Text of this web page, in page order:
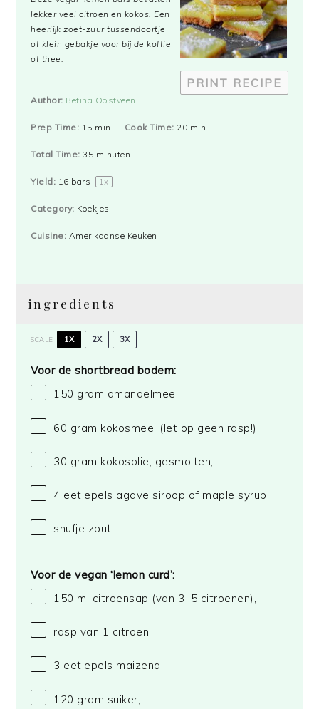
PRINT RECIPE
lekker veel citroen en kokos. Een
heerlijk zoet-zuur tussendoortje
of klein gebakje voor bij de koffie
of thee.
Author: Betina Oostveen
Prep Time: 15 min. Cook Time: 20 min.
Total Time: 35 minuten.
Yield: 16 bars 1x
Category: Koekjes
Cuisine: Amerikaanse Keuken
ingredients
SCALE 1X 2X 3X
Voor de shortbread bodem:
150 gram amandelmeel,
60 gram kokosmeel (let op geen rasp!),
30 gram kokosolie, gesmolten,
4 eetlepels agave siroop of maple syrup,
snufje zout.
Voor de vegan ‘lemon curd’:
150 ml citroensap (van 3–5 citroenen),
rasp van 1 citroen,
3 eetlepels maizena,
120 gram suiker,